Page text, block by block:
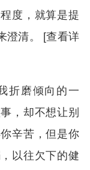
度，就算是提
澄清。 [查看详
折磨倾向的一
，却不想让别
辛苦，但是你
以往欠下的健